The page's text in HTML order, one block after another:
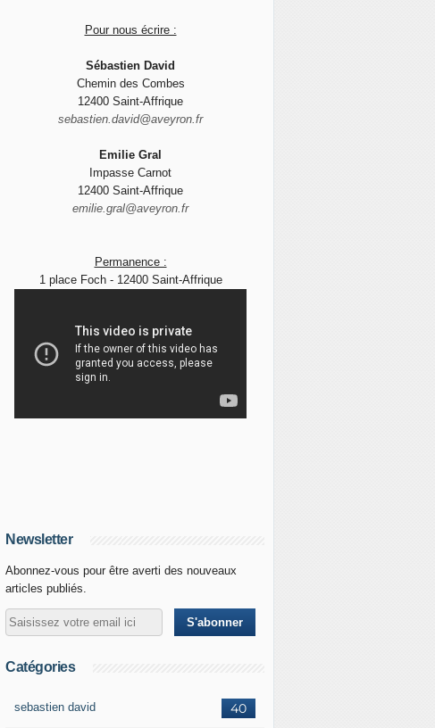
Pour nous écrire :
Sébastien David
Chemin des Combes
12400 Saint-Affrique
sebastien.david@aveyron.fr
Emilie Gral
Impasse Carnot
12400 Saint-Affrique
emilie.gral@aveyron.fr
Permanence :
1 place Foch - 12400 Saint-Affrique
Newsletter
Abonnez-vous pour être averti des nouveaux
articles publiés.
Catégories
40
sebastien david